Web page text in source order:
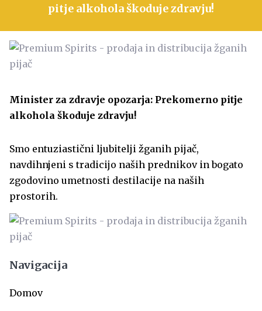
pitje alkohola škoduje zdravju!
Minister za zdravje opozarja: Prekomerno pitje
alkohola škoduje zdravju!
Smo entuziastični ljubitelji žganih pijač,
navdihnjeni s tradicijo naših prednikov in bogato
zgodovino umetnosti destilacije na naših
prostorih.
Navigacija
Domov